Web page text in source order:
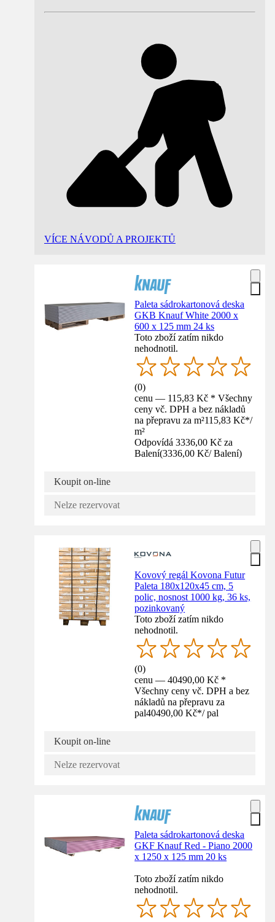
VÍCE NÁVODŮ A PROJEKTŮ
Paleta sádrokartonová deska
GKB Knauf White 2000 x
600 x 125 mm 24 ks
Toto zboží zatím nikdo
nehodnotil.
(0)
cenu — 115,83 Kč * Všechny
ceny vč. DPH a bez nákladů
na přepravu za m²115,83 Kč*/
m²
Odpovídá 3336,00 Kč za
Balení(3336,00 Kč/ Balení)
Koupit on-line
Nelze rezervovat
Kovový regál Kovona Futur
Paleta 180x120x45 cm, 5
polic, nosnost 1000 kg, 36 ks,
pozinkovaný
Toto zboží zatím nikdo
nehodnotil.
(0)
cenu — 40490,00 Kč *
Všechny ceny vč. DPH a bez
nákladů na přepravu za
pal40490,00 Kč*/ pal
Koupit on-line
Nelze rezervovat
Paleta sádrokartonová deska
GKF Knauf Red - Piano 2000
x 1250 x 125 mm 20 ks
Toto zboží zatím nikdo
nehodnotil.